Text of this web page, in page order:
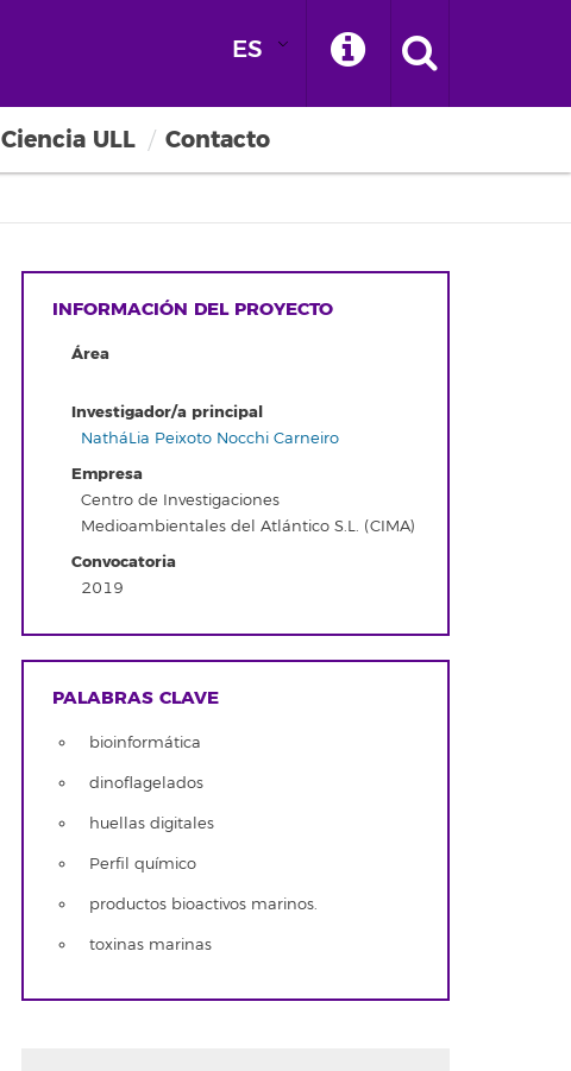
ES
Ciencia ULL Contacto
INFORMACIÓN DEL PROYECTO
Área
Investigador/a principal
NatháLia Peixoto Nocchi Carneiro
Empresa
Centro de Investigaciones
Medioambientales del Atlántico S.L. (CIMA)
Convocatoria
2019
PALABRAS CLAVE
bioinformática
dinoflagelados
huellas digitales
Perfil químico
productos bioactivos marinos.
toxinas marinas